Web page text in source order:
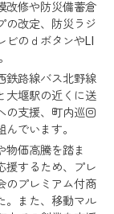
改修や防災備蓄倉
の改定、防災ラジ
のｄボタンやLI
鉄路線バス北野線
大堰駅の近くに送
の支援、町内巡回
でいます。
物価高騰を踏ま
援するため、プレ
のプレミアム付商
。また、移動マル